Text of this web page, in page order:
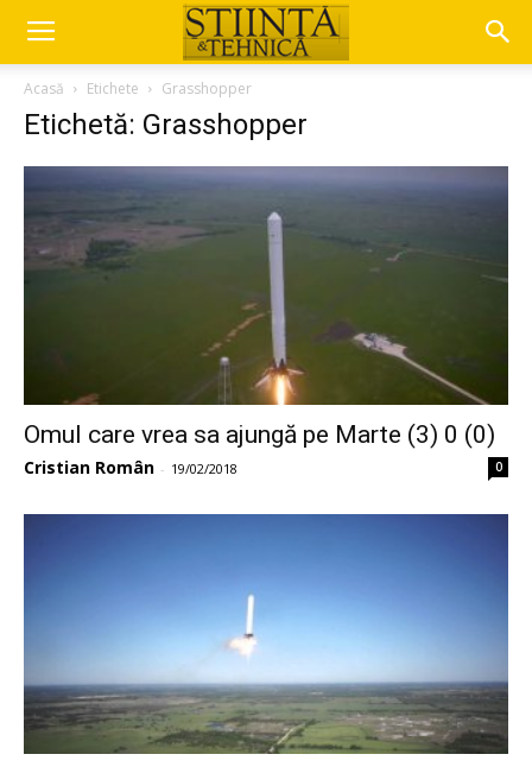
Acasă Etichete Grasshopper
Etichetă: Grasshopper
Omul care vrea sa ajungă pe Marte (3) 0 (0)
Cristian Român - 19/02/2018 0